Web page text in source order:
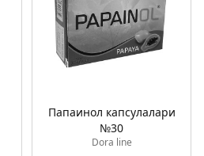
Папаинол капсулалари
№30
Dora line